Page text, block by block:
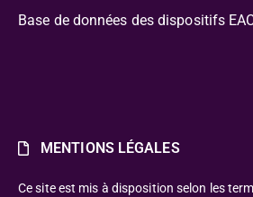
Base de données des dispositifs
MENTIONS LÉGALES
Ce site est mis à disposition selon les